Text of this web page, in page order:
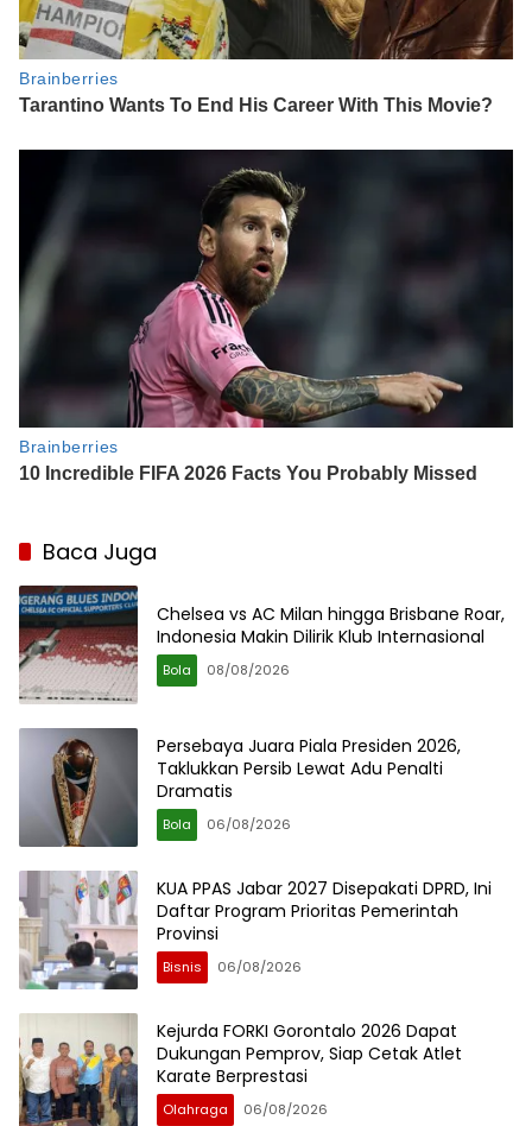
Baca Juga
Chelsea vs AC Milan hingga Brisbane Roar,
Indonesia Makin Dilirik Klub Internasional
Bola 08/08/2026
Persebaya Juara Piala Presiden 2026,
Taklukkan Persib Lewat Adu Penalti
Dramatis
Bola 06/08/2026
KUA PPAS Jabar 2027 Disepakati DPRD, Ini
Daftar Program Prioritas Pemerintah
Provinsi
Bisnis 06/08/2026
Kejurda FORKI Gorontalo 2026 Dapat
Dukungan Pemprov, Siap Cetak Atlet
Karate Berprestasi
Olahraga 06/08/2026